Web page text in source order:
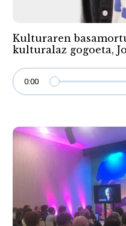
Kulturaren
kulturalaz gogoeta,
0:00